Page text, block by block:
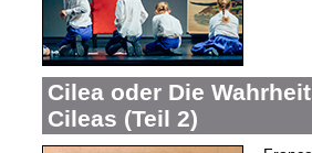
Cilea oder Die
Cileas (Teil 2)